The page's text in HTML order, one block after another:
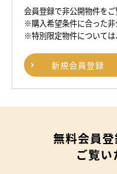
会員登録で非公開物件をご
※購入希望条件に合った非
※特別限定物件については
新規会員登録
無料会員登
ご覧い